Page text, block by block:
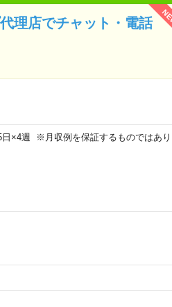
理店でチャット・電話
×4週 ※月収例を保証するものではあり